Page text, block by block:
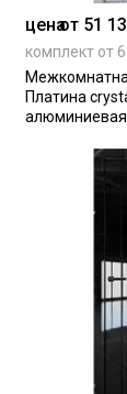
ценаот 51
комплект от
Платина
алюминиевая